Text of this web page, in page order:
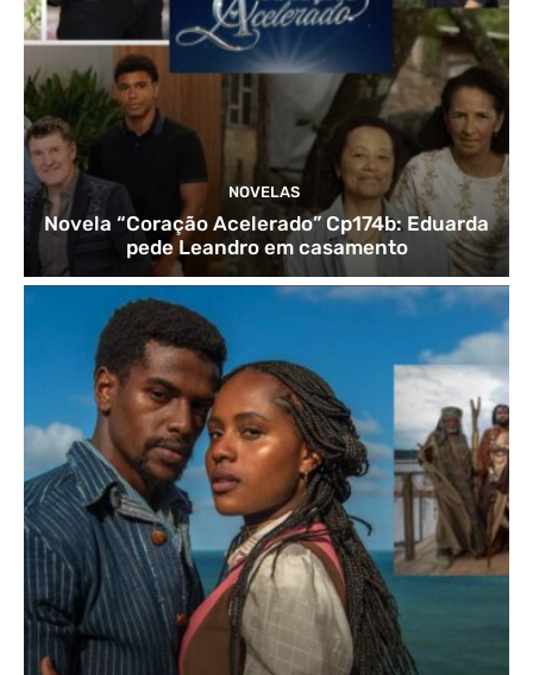
NOVELAS
Novela “Coração Acelerado” Cp174b: Eduarda
pede Leandro em casamento